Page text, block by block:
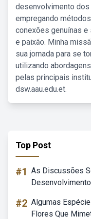
desenvolvimento dos
empregando
conexões genuínas
e paixão. Minha
sua jornada para se
utilizando
pelas principais
dsw.aau.edu.et.
Top Post
#1 As Discussões
#2 Algumas
Flores Que